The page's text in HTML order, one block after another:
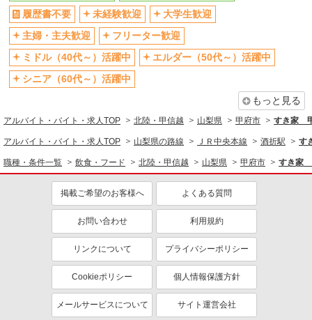
履歴書不要
未経験歓迎
大学生歓迎
主婦・主夫歓迎
フリーター歓迎
ミドル（40代～）活躍中
エルダー（50代～）活躍中
シニア（60代～）活躍中
もっと見る
アルバイト・バイト・求人TOP 北陸・甲信越 山梨県 甲府市 すき家
アルバイト・バイト・求人TOP 山梨県の路線 ＪＲ中央本線 酒折駅 す
職種・条件一覧 飲食・フード 北陸・甲信越 山梨県 甲府市 すき家
掲載ご希望のお客様へ よくある質問
お問い合わせ 利用規約
リンクについて プライバシーポリシー
Cookieポリシー 個人情報保護方針
メールサービスについて サイト運営会社